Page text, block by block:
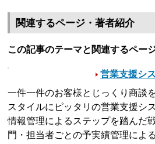
関連するページ・著者紹介
この記事のテーマと関連するペー
営業支援シ
一件一件のお客様とじっくり商談
スタイルにピッタリの営業支援シ
情報管理によるステップを踏んだ
門・担当者ごとの予実績管理によ